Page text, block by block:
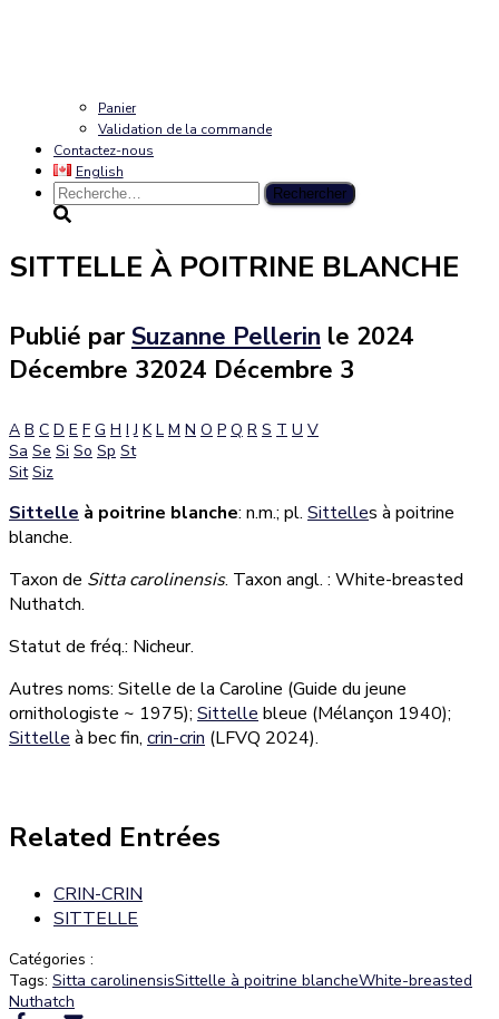
Panier
Validation de la commande
Contactez-nous
English
Rechercher :
SITTELLE À POITRINE BLANCHE
Publié parSuzanne Pellerin le 2024
Décembre 32024 Décembre 3
A B C D E F G H I J K L M N O P Q R S T U V
Sa Se Si So Sp St
Sit Siz
Sittelle à poitrine blanche: n.m.; pl. Sittelles à poitrine
blanche.
Taxon de Sitta carolinensis. Taxon angl. : White-breasted
Nuthatch.
Statut de fréq.: Nicheur.
Autres noms: Sitelle de la Caroline (Guide du jeune
ornithologiste ~ 1975); Sittelle bleue (Mélançon 1940);
Sittelle à bec fin, crin-crin (LFVQ 2024).
Related Entrées
CRIN-CRIN
SITTELLE
Catégories :
Tags: Sitta carolinensisSittelle à poitrine blancheWhite-breasted
Nuthatch